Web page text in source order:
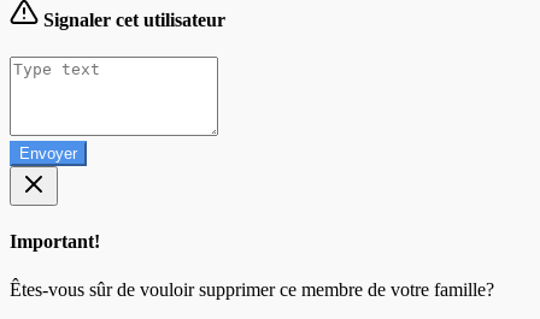
Signaler cet utilisateur
Envoyer
Important!
Êtes-vous sûr de vouloir supprimer ce membre de votre famille?